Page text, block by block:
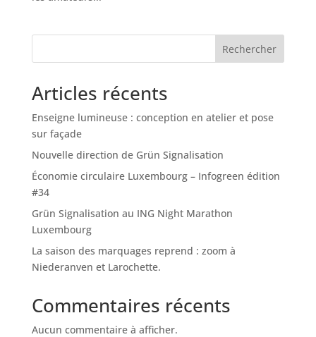
Rechercher
Articles récents
Enseigne lumineuse : conception en atelier et pose
sur façade
Nouvelle direction de Grün Signalisation
Économie circulaire Luxembourg – Infogreen édition
#34
Grün Signalisation au ING Night Marathon
Luxembourg
La saison des marquages reprend : zoom à
Niederanven et Larochette.
Commentaires récents
Aucun commentaire à afficher.